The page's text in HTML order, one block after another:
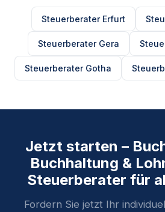
Steuerberater Erfurt
Steuerberater Gera
Steuerberater Gotha
Jetzt starten –
Buchhaltung &
Steuerberater für
Fordern Sie jetzt Ihr